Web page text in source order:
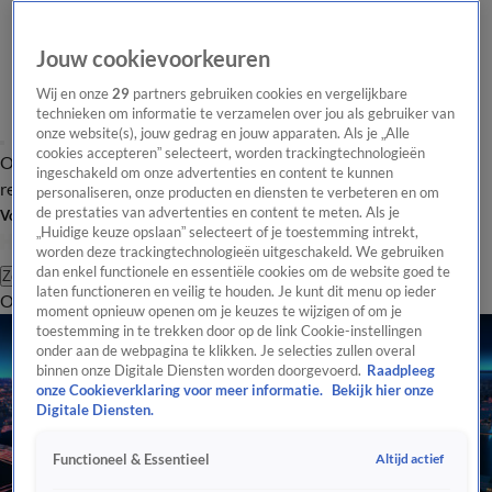
Overzicht Laatste nieuws Regionieuws Het beste van Hart
Tip de
redactie
Volg Hart van Nederland
Zoeken
OverzichtRegioUitzendingenWeerTip de redactiePanelVideo's
Jouw cookievoorkeuren
Wij en onze29 partners gebruiken cookies en vergelijkbare
technieken om informatie te verzamelen over jou als gebruiker van
onze website(s), jouw gedrag en jouw apparaten. Als je „Alle
cookies accepteren” selecteert, worden trackingtechnologieën
ingeschakeld om onze advertenties en content te kunnen
personaliseren, onze producten en diensten te verbeteren en om
de prestaties van advertenties en content te meten. Als je
„Huidige keuze opslaan” selecteert of je toestemming intrekt,
worden deze trackingtechnologieën uitgeschakeld. We gebruiken
dan enkel functionele en essentiële cookies om de website goed te
laten functioneren en veilig te houden. Je kunt dit menu op ieder
moment opnieuw openen om je keuzes te wijzigen of om je
toestemming in te trekken door op de link Cookie-instellingen
onder aan de webpagina te klikken. Je selecties zullen overal
binnen onze Digitale Diensten worden doorgevoerd. Raadpleeg
onze Cookieverklaring voor meer informatie.
Bekijk hier onze
Digitale Diensten.
Functioneel & Essentieel Altijd actief